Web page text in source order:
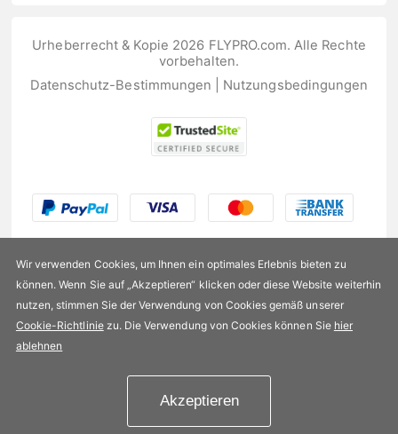
US$439,99
In den Einkaufswagen
Urheberrecht & Kopie 2026 FLYPRO.com. Alle Rechte
vorbehalten.
Datenschutz-Bestimmungen
Nutzungsbedingungen
Wir verwenden Cookies, um Ihnen ein optimales Erlebnis bieten zu
können. Wenn Sie auf „Akzeptieren“ klicken oder diese Website weiterhin
nutzen, stimmen Sie der Verwendung von Cookies gemäß unserer
Cookie-Richtliniezu. Die Verwendung von Cookies können Sie hier
ablehnen
Akzeptieren